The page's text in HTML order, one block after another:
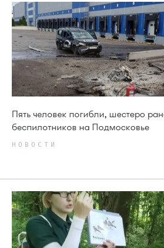
Пять человек погибли, шестеро
беспилотников на Подмосковье
НОВОСТИ